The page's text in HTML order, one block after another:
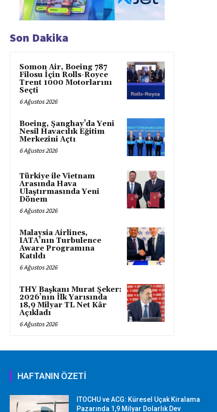
Son Dakika
Somon Air, Boeing 787
Filosu İçin Rolls-Royce
Trent 1000 Motorlarını
Seçti
6 Ağustos 2026
Boeing, Şanghay’da Yeni
Nesil Havacılık Eğitim
Merkezini Açtı
6 Ağustos 2026
Türkiye ile Vietnam
Arasında Hava
Ulaştırmasında Yeni
Dönem
6 Ağustos 2026
Malaysia Airlines,
IATA’nın Turbulence
Aware Programına
Katıldı
6 Ağustos 2026
THY Başkanı Murat Şeker:
2026’nın İlk Yarısında
18,9 Milyar TL Net Kâr
Açıkladı
6 Ağustos 2026
HAFTANIN ÖZETİ
ITOCHU ve ACG: Küresel Uçak Kiralama
Pazarında 1,9 Milyar Dolarlık Dev